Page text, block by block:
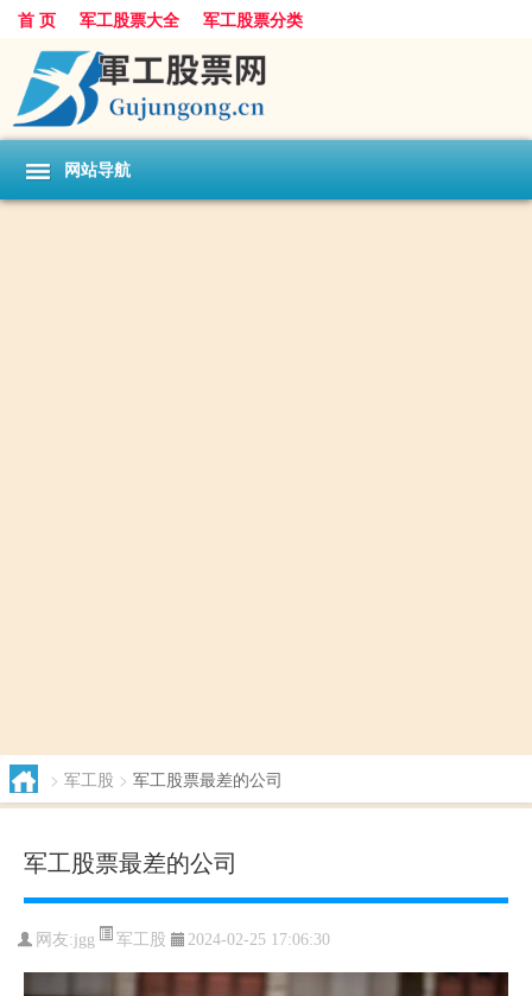
首 页 军工股票大全 军工股票分类
网站导航
> 军工股 > 军工股票最差的公司
军工股票最差的公司
网友:jgg 军工股 2024-02-25 17:06:30